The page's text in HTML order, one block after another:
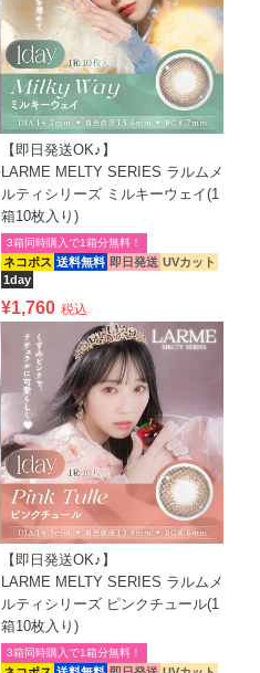
【即日発送OK♪】
LARME MELTY SERIES ラルムメ
ルティシリーズ ミルキーウェイ(1
箱10枚入り)
ネコポス 送料無料 即日発送 UVカット
1day
3箱同時購入で1箱分無料！
¥1,760 税込
【即日発送OK♪】
LARME MELTY SERIES ラルムメ
ルティシリーズ ピンクチュール(1
箱10枚入り)
3箱同時購入で1箱分無料！